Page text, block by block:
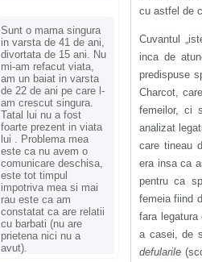
Sunt o mama singura
in varsta de 41 de ani,
divortata de 15 ani. Nu
mi-am refacut viata,
am un baiat in varsta
de 22 de ani pe care l-
am crescut singura.
Tatal lui nu a fost
foarte prezent in viata
lui . Problema mea
este ca nu avem o
comunicare deschisa,
este tot timpul
impotriva mea si mai
rau este ca am
constatat ca are relatii
cu barbati (nu are
prietena nici nu a
avut).
cu astfel de
Cuvantul
inca de
predispuse
Charcot,
femeilor, ci
analizat
care tineau
era insa ca
pentru ca
femeia fiind
fara
a casei, de
defularile